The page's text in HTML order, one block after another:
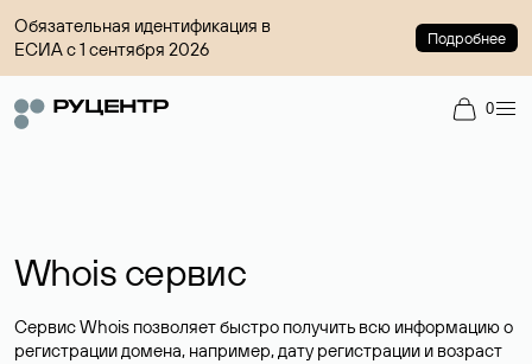
Обязательная идентификация в
ЕСИА с 1 сентября 2026
Подробнее
0
Whois сервис
Сервис Whois позволяет быстро получить всю информацию о
регистрации домена, например, дату регистрации и возраст